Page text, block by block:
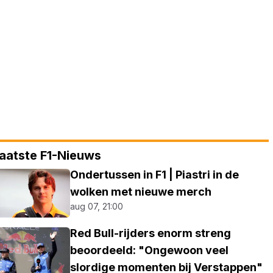
F1-Nieuws
Ondertussen in F1 | Piastri in de
wolken met nieuwe merch
aug 07, 21:00
Red Bull-rijders enorm streng
beoordeeld: "Ongewoon veel
slordige momenten bij Verstappen"